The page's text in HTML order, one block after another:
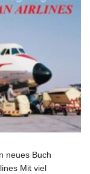
neues Buch
Mit viel